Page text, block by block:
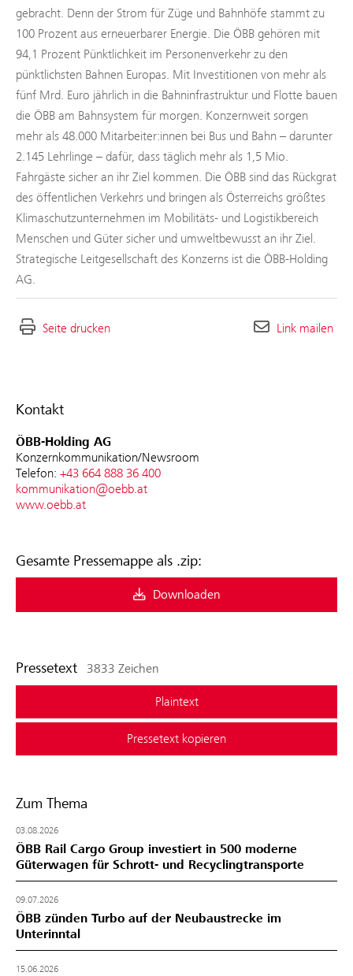
Kontakt
ÖBB-Holding AG
Konzernkommunikation/Newsroom
Telefon: +43 664 888 36 400
kommunikation@oebb.at
www.oebb.at
Gesamte Pressemappe als .zip:
Downloaden
Pressetext 3833 Zeichen
Plaintext
Pressetext kopieren
Zum Thema
03.08.2026
ÖBB Rail Cargo Group investiert in 500 moderne
Güterwagen für Schrott- und Recyclingtransporte
09.07.2026
ÖBB zünden Turbo auf der Neubaustrecke im
Unterinntal
15.06.2026
gebracht. Denn der Strom für Züge und Bahnhöfe stammt zu
100 Prozent aus erneuerbarer Energie. Die ÖBB gehören mit
94,1 Prozent Pünktlichkeit im Personenverkehr zu den
pünktlichsten Bahnen Europas. Mit Investitionen von mehr als
fünf Mrd. Euro jährlich in die Bahninfrastruktur und Flotte bauen
die ÖBB am Bahnsystem für morgen. Konzernweit sorgen
mehr als 48.000 Mitarbeiter:innen bei Bus und Bahn – darunter
2.145 Lehrlinge – dafür, dass täglich mehr als 1,5 Mio.
Fahrgäste sicher an ihr Ziel kommen. Die ÖBB sind das Rückgrat
des öffentlichen Verkehrs und bringen als Österreichs größtes
Klimaschutzunternehmen im Mobilitäts- und Logistikbereich
Menschen und Güter sicher und umweltbewusst an ihr Ziel.
Strategische Leitgesellschaft des Konzerns ist die ÖBB-Holding
AG.
Seite drucken Link mailen